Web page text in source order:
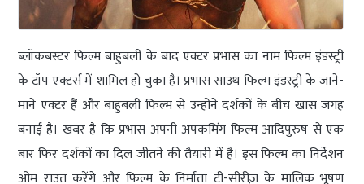
ब्लॉकबस्टर फिल्म बाहुबली के बाद एक्टर प्रभास का नाम फिल्म इंडस्ट्री
के टॉप एक्टर्स में शामिल हो चुका है। प्रभास साउथ फिल्म इंडस्ट्री के जाने-
माने एक्टर हैं और बाहुबली फिल्म से उन्होंने दर्शकों के बीच खास जगह
बनाई है। खबर है कि प्रभास अपनी अपकमिंग फिल्म आदिपुरुष से एक
बार फिर दर्शकों का दिल जीतने की तैयारी में है। इस फिल्म का निर्देशन
ओम राउत करेंगे और फिल्म के निर्माता टी-सीरीज़ के मालिक भूषण